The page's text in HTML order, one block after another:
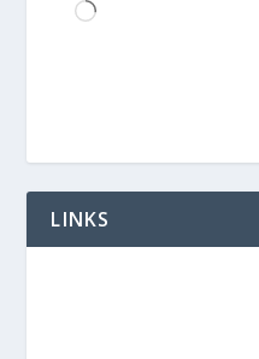
Cargando...
LINKS